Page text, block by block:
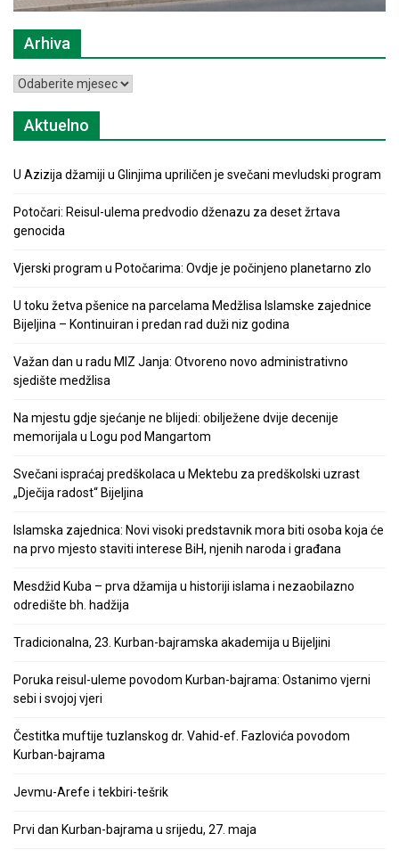
Arhiva
Arhiva
Aktuelno
U Azizija džamiji u Glinjima upriličen je svečani mevludski program
Potočari: Reisul-ulema predvodio dženazu za deset žrtava
genocida
Vjerski program u Potočarima: Ovdje je počinjeno planetarno zlo
U toku žetva pšenice na parcelama Medžlisa Islamske zajednice
Bijeljina – Kontinuiran i predan rad duži niz godina
Važan dan u radu MIZ Janja: Otvoreno novo administrativno
sjedište medžlisa
Na mjestu gdje sjećanje ne blijedi: obilježene dvije decenije
memorijala u Logu pod Mangartom
Svečani ispraćaj predškolaca u Mektebu za predškolski uzrast
„Dječija radost“ Bijeljina
Islamska zajednica: Novi visoki predstavnik mora biti osoba koja će
na prvo mjesto staviti interese BiH, njenih naroda i građana
Mesdžid Kuba – prva džamija u historiji islama i nezaobilazno
odredište bh. hadžija
Tradicionalna, 23. Kurban-bajramska akademija u Bijeljini
Poruka reisul-uleme povodom Kurban-bajrama: Ostanimo vjerni
sebi i svojoj vjeri
Čestitka muftije tuzlanskog dr. Vahid-ef. Fazlovića povodom
Kurban-bajrama
Jevmu-Arefe i tekbiri-tešrik
Prvi dan Kurban-bajrama u srijedu, 27. maja